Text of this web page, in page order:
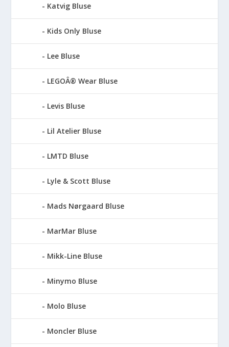
Katvig Bluse
Kids Only Bluse
Lee Bluse
LEGOÂ® Wear Bluse
Levis Bluse
Lil Atelier Bluse
LMTD Bluse
Lyle & Scott Bluse
Mads Nørgaard Bluse
MarMar Bluse
Mikk-Line Bluse
Minymo Bluse
Molo Bluse
Moncler Bluse